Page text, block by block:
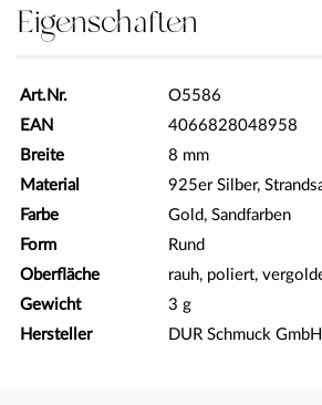
Eigenschaften
Art.Nr.
O5586
EAN
4066828048958
Breite
8 mm
Material
925er Silber,
Farbe
Gold, Sandfarben
Form
Rund
Oberfläche
rauh, poliert,
Gewicht
3 g
Hersteller
DUR Schmuck GmbH